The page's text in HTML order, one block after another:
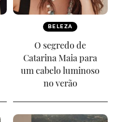
BELEZA
O segredo de
Catarina Maia para
um cabelo luminoso
no verão